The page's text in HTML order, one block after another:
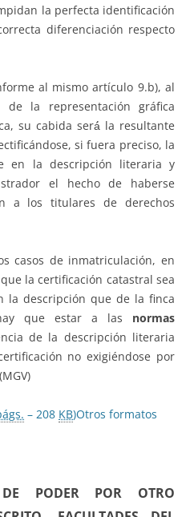
la perfecta identificación
diferenciación respecto
al mismo artículo 9.b), al
de la representación gráfica
su cabida será́ la resultante
si fuera preciso, la
en la descripción literaria y
el hecho de haberse
a los titulares de derechos
casos de inmatriculación, en
la certificación catastral sea
la descripción que de la finca
que estar a las normas
de la descripción literaria
no exigiéndose por
– 208 KB)Otros formatos
DE PODER POR OTRO